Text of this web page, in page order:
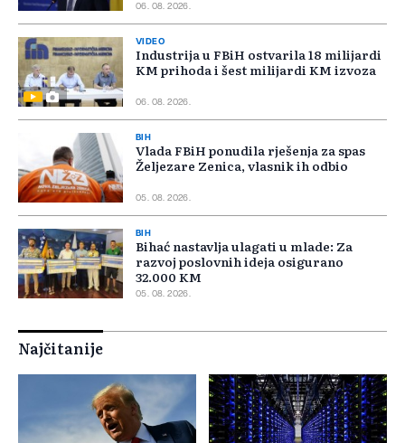
06. 08. 2026.
VIDEO
Industrija u FBiH ostvarila 18 milijardi
KM prihoda i šest milijardi KM izvoza
06. 08. 2026.
BIH
Vlada FBiH ponudila rješenja za spas
Željezare Zenica, vlasnik ih odbio
05. 08. 2026.
BIH
Bihać nastavlja ulagati u mlade: Za
razvoj poslovnih ideja osigurano
32.000 KM
05. 08. 2026.
Najčitanije